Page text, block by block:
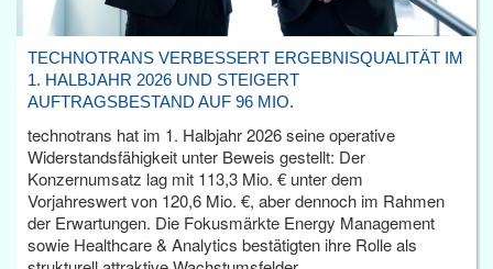
TECHNOTRANS VERBESSERT ERGEBNISQUALITÄT IM
1. HALBJAHR 2026 UND STEIGERT
AUFTRAGSBESTAND AUF 96 MIO.
technotrans hat im 1. Halbjahr 2026 seine operative
Widerstandsfähigkeit unter Beweis gestellt: Der
Konzernumsatz lag mit 113,3 Mio. € unter dem
Vorjahreswert von 120,6 Mio. €, aber dennoch im Rahmen
der Erwartungen. Die Fokusmärkte Energy Management
sowie Healthcare & Analytics bestätigten ihre Rolle als